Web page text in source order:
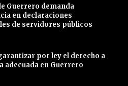
Guerrero demanda
en declaraciones
de servidores públicos
por ley el derecho a
adecuada en Guerrero